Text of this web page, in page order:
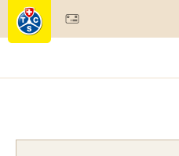
Mitgliedschaft & Leistungen